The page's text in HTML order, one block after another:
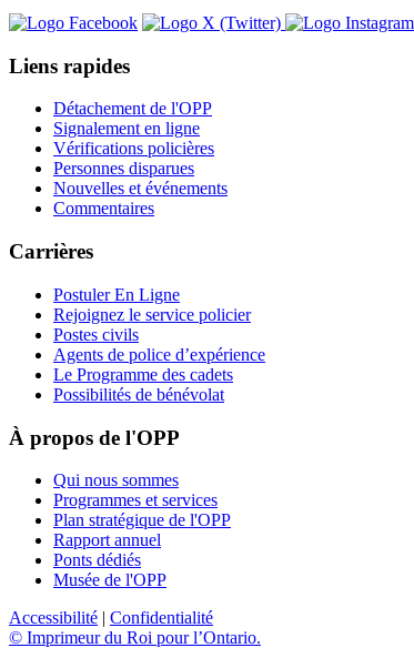
Liens rapides
Détachement de l'OPP
Signalement en ligne
Vérifications policières
Personnes disparues
Nouvelles et événements
Commentaires
Carrières
Postuler En Ligne
Rejoignez le service policier
Postes civils
Agents de police d’expérience
Le Programme des cadets
Possibilités de bénévolat
À propos de l'OPP
Qui nous sommes
Programmes et services
Plan stratégique de l'OPP
Rapport annuel
Ponts dédiés
Musée de l'OPP
Accessibilité | Confidentialité
© Imprimeur du Roi pour l’Ontario.